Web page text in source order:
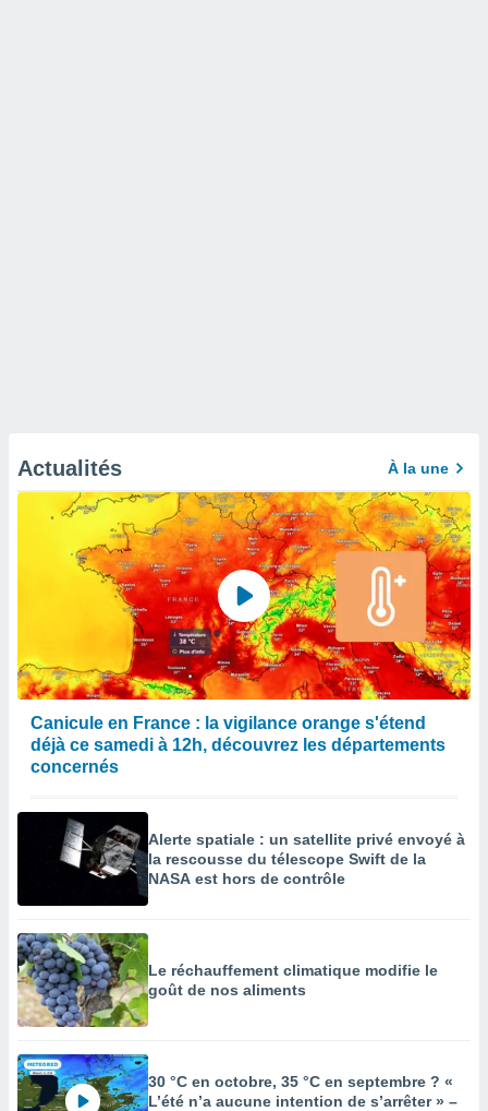
Actualités À la une
Canicule en France : la vigilance orange s'étend
déjà ce samedi à 12h, découvrez les départements
concernés
Alerte spatiale : un satellite privé envoyé à
la rescousse du télescope Swift de la
NASA est hors de contrôle
Le réchauffement climatique modifie le
goût de nos aliments
30 °C en octobre, 35 °C en septembre ? «
L’été n’a aucune intention de s’arrêter » –